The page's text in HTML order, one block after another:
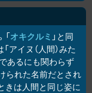
「オキクルミ 」と同
「アイヌ（人間）みた
であるにも関わらず
られた名前だとされ
きは人間と同じ姿に